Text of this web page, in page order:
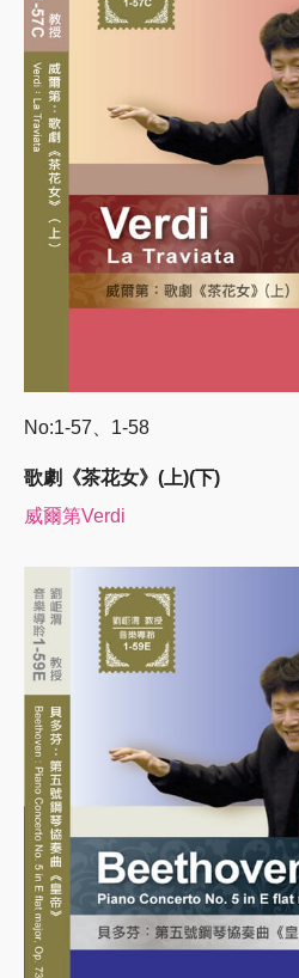
No:1-57、1-58
歌劇《茶花女》(上)(下)
威爾第Verdi